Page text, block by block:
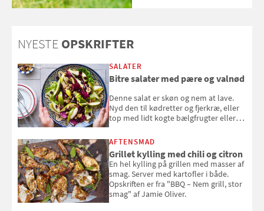
NYESTE OPSKRIFTER
SALATER
Bitre salater med pære og valnød
Denne salat er skøn og nem at lave.
Nyd den til kødretter og fjerkræ, eller
top med lidt kogte bælgfrugter eller
selvstændigt måltid. Opskriften er fra
Louisa Lorangs kogebog "Salat".
AFTENSMAD
Grillet kylling med chili og citron
En hel kylling på grillen med masser af
smag. Server med kartofler i både.
Opskriften er fra "BBQ – Nem grill, stor
smag" af Jamie Oliver.